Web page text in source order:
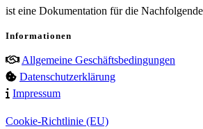
ist eine Dokumentation für die
Informationen
Allgemeine Geschäftsbedingungen
Datenschutzerklärung
Impressum
Cookie-Richtlinie (EU)